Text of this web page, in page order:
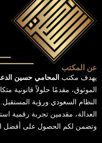
عن المكتب
يهدف مكتب المحامي حسين
الموثوق، مقدمًا حلولاً
النظام السعودي ورؤية
العدالة، مقدمين تجربة رقمية
وتضمن لكم الحصول على أفضل